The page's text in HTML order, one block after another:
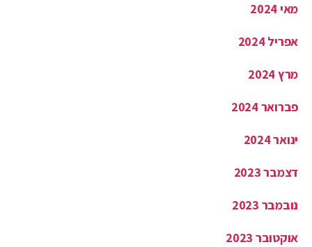
מאי 2024
אפריל 2024
מרץ 2024
פברואר 2024
ינואר 2024
דצמבר 2023
נובמבר 2023
אוקטובר 2023